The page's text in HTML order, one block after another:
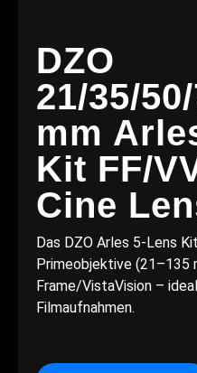
DZO
21/35/
mm
Kit FF/
Cine
Das DZO Arles 5-Lens
Primeobjektive (21–135
Frame/VistaVision –
Filmaufnahmen.